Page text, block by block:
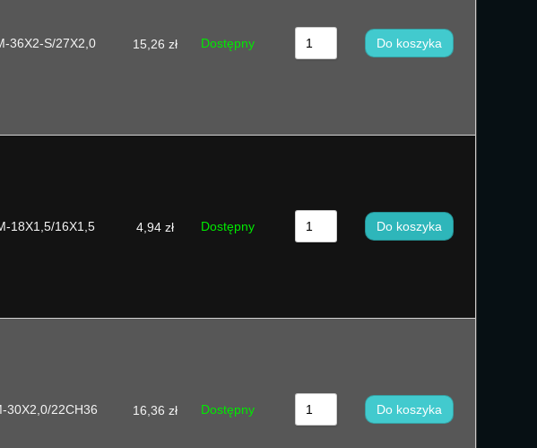
36X2-S/27X2,0 15,26 zł Dostępny Do koszyka
18X1,5/16X1,5 4,94 zł Dostępny Do koszyka
30X2,0/22CH36 16,36 zł Dostępny Do koszyka